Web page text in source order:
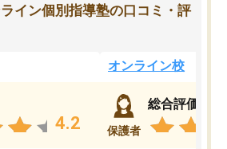
イン個別指導塾の口コミ・評
4.2
オンライン校
保護者
総合評価